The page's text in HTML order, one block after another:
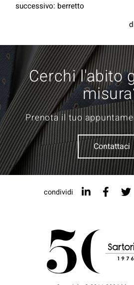
successivo: berretto
Cerchi l'abito
Prenota il tuo
Contattaci
condividi